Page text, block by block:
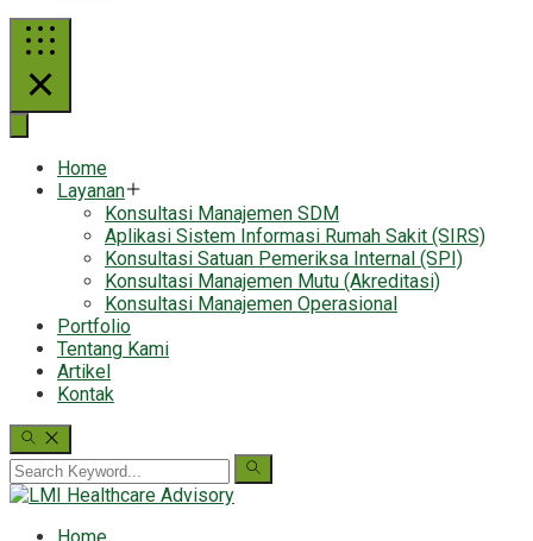
Home
Layanan
Konsultasi Manajemen SDM
Aplikasi Sistem Informasi Rumah Sakit (SIRS)
Konsultasi Satuan Pemeriksa Internal (SPI)
Konsultasi Manajemen Mutu (Akreditasi)
Konsultasi Manajemen Operasional
Portfolio
Tentang Kami
Artikel
Kontak